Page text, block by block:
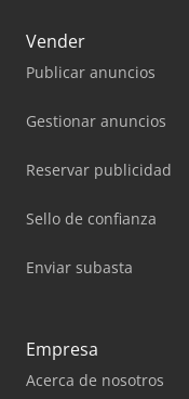
Vender
Publicar anuncios
Gestionar anuncios
Reservar publicidad
Sello de confianza
Enviar subasta
Empresa
Acerca de nosotros